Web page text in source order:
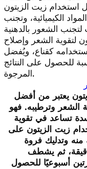
استخدام زيت الزيتون
الكيميائية، وتجنب
لتقوية الشعر وإصلاح
كقناع، ويُفضل
للحصول على النتائج
المرجوة.
يعتبر من أفضل
الشعر وترطيبه. فهو
تساعد في تقوية
زيت الزيتون على
وتدليك فروة
به لمدة تتراوح بين 15-20 دقيقة، ثم يشطف
أسبوعيًا للحصول